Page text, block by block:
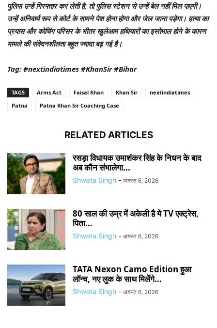
पुलिस उन्हें गिरफ्तार कर लेती है, तो पुलिस स्टेशन से उन्हें बेल नहीं मिल पाएगी।
उन्हें अनिवार्य रूप से कोर्ट के सामने पेश होना होगा और जेल जाना पड़ेगा। हत्या का
प्रयास और कोचिंग परिसर के भीतर खुलेआम हथियारों का इस्तेमाल होने के कारण
मामले की संवेदनशीलता बहुत ज्यादा बढ़ गई है।
Tag: #nextindiatimes #KhanSir #Bihar
TAGS Arms Act Faisal Khan Khan Sir
nextindiatimes
Patna
Patna Khan Sir Coaching Case
RELATED ARTICLES
रसड़ा विधायक उमाशंकर सिंह के निधन के बाद
अब कौन संभालेगा...
Shweta Singh - अगस्त 6, 2026
80 साल की उम्र में अकेली है ये TV एक्ट्रेस,
पिता...
Shweta Singh - अगस्त 6, 2026
TATA Nexon Camo Edition हुआ
लॉन्च, नए लुक के साथ मिलेंगे...
Shweta Singh - अगस्त 6, 2026